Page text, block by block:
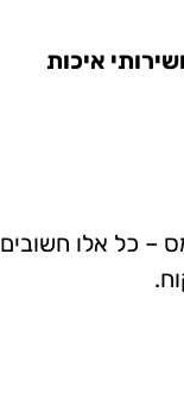
איכות
– כל אלו חשובים